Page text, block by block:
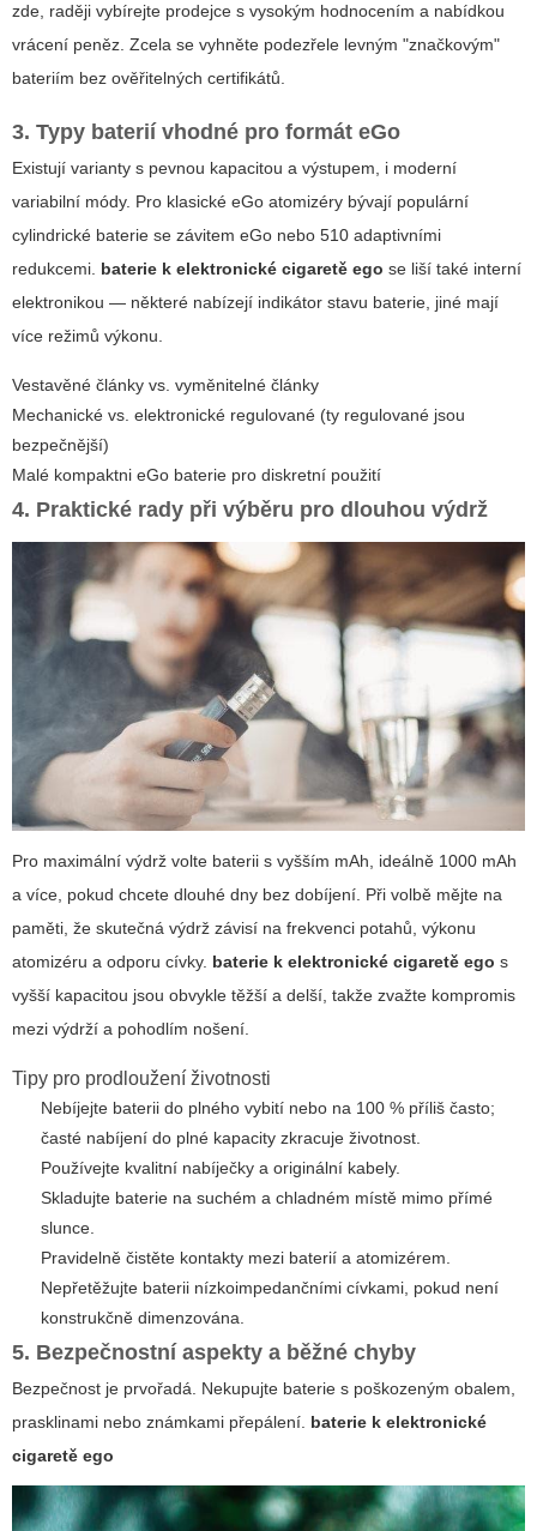
zde, raději vybírejte prodejce s vysokým hodnocením a nabídkou
vrácení peněz. Zcela se vyhněte podezřele levným "značkovým"
bateriím bez ověřitelných certifikátů.
3. Typy baterií vhodné pro formát eGo
Existují varianty s pevnou kapacitou a výstupem, i moderní
variabilní módy. Pro klasické eGo atomizéry bývají populární
cylindrické baterie se závitem eGo nebo 510 adaptivními
redukcemi. baterie k elektronické cigaretě ego se liší také interní
elektronikou — některé nabízejí indikátor stavu baterie, jiné mají
více režimů výkonu.
Vestavěné články vs. vyměnitelné články
Mechanické vs. elektronické regulované (ty regulované jsou
bezpečnější)
Malé kompaktni eGo baterie pro diskretní použití
4. Praktické rady při výběru pro dlouhou výdrž
Pro maximální výdrž volte baterii s vyšším mAh, ideálně 1000 mAh
a více, pokud chcete dlouhé dny bez dobíjení. Při volbě mějte na
paměti, že skutečná výdrž závisí na frekvenci potahů, výkonu
atomizéru a odporu cívky. baterie k elektronické cigaretě ego s
vyšší kapacitou jsou obvykle těžší a delší, takže zvažte kompromis
mezi výdrží a pohodlím nošení.
Tipy pro prodloužení životnosti
Nebíjejte baterii do plného vybití nebo na 100 % příliš často;
časté nabíjení do plné kapacity zkracuje životnost.
Používejte kvalitní nabíječky a originální kabely.
Skladujte baterie na suchém a chladném místě mimo přímé
slunce.
Pravidelně čistěte kontakty mezi baterií a atomizérem.
Nepřetěžujte baterii nízkoimpedančními cívkami, pokud není
konstrukčně dimenzována.
5. Bezpečnostní aspekty a běžné chyby
Bezpečnost je prvořadá. Nekupujte baterie s poškozeným obalem,
prasklinami nebo známkami přepálení. baterie k elektronické
cigaretě ego